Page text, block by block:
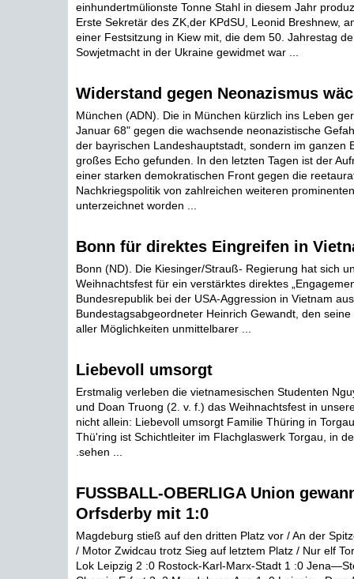
einhundertmülionste Tonne Stahl in diesem Jahr
Erste Sekretär des ZK,der KPdSU, Leonid Breshnew,
einer Festsitzung in Kiew mit, die dem 50. Jahrestag
Sowjetmacht in der Ukraine gewidmet war ...
Widerstand gegen Neonazismus
München (ADN). Die in München kürzlich ins Leben
Januar 68" gegen die wachsende neonazistische
der bayrischen Landeshauptstadt, sondern im ganzen
großes Echo gefunden. In den letzten Tagen ist der
einer starken demokratischen Front gegen die
Nachkriegspolitik von zahlreichen weiteren
unterzeichnet worden ...
Bonn für direktes Eingreifen in
Bonn (ND). Die Kiesinger/Strauß- Regierung hat sich
Weihnachtsfest für ein verstärktes direktes
Bundesrepublik bei der USA-Aggression in Vietnam
Bundestagsabgeordneter Heinrich Gewandt, den
aller Möglichkeiten unmittelbarer ...
Liebevoll umsorgt
Erstmalig verleben die vietnamesischen Studenten
und Doan Truong (2. v. f.) das Weihnachtsfest in
nicht allein: Liebevoll umsorgt Familie Thüring in
Thü'ring ist Schichtleiter im Flachglaswerk Torgau, in
.sehen ...
FUSSBALL-OBERLIGA Union
Orfsderby mit 1:0
Magdeburg stieß auf den dritten Platz vor / An der
/ Motor Zwidcau trotz Sieg auf letztem Platz / Nur elf
Lok Leipzig 2 :0 Rostock-Karl-Marx-Stadt 1 :0